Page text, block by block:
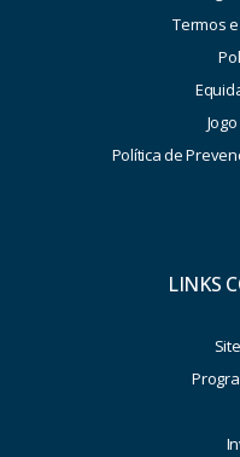
Termos
Política de
LINKS